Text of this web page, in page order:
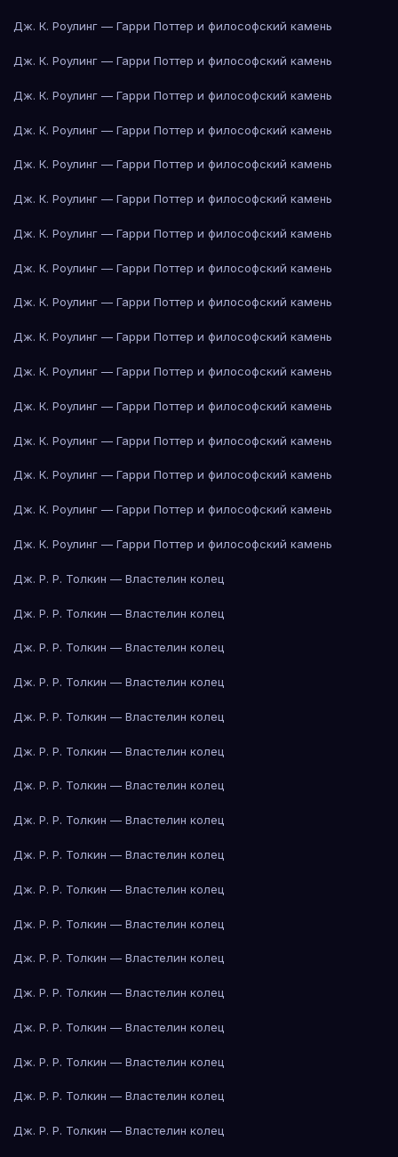
Дж. К. Роулинг — Гарри Поттер и философский камень
Дж. К. Роулинг — Гарри Поттер и философский камень
Дж. К. Роулинг — Гарри Поттер и философский камень
Дж. К. Роулинг — Гарри Поттер и философский камень
Дж. К. Роулинг — Гарри Поттер и философский камень
Дж. К. Роулинг — Гарри Поттер и философский камень
Дж. К. Роулинг — Гарри Поттер и философский камень
Дж. К. Роулинг — Гарри Поттер и философский камень
Дж. К. Роулинг — Гарри Поттер и философский камень
Дж. К. Роулинг — Гарри Поттер и философский камень
Дж. К. Роулинг — Гарри Поттер и философский камень
Дж. К. Роулинг — Гарри Поттер и философский камень
Дж. К. Роулинг — Гарри Поттер и философский камень
Дж. К. Роулинг — Гарри Поттер и философский камень
Дж. К. Роулинг — Гарри Поттер и философский камень
Дж. К. Роулинг — Гарри Поттер и философский камень
Дж. Р. Р. Толкин — Властелин колец
Дж. Р. Р. Толкин — Властелин колец
Дж. Р. Р. Толкин — Властелин колец
Дж. Р. Р. Толкин — Властелин колец
Дж. Р. Р. Толкин — Властелин колец
Дж. Р. Р. Толкин — Властелин колец
Дж. Р. Р. Толкин — Властелин колец
Дж. Р. Р. Толкин — Властелин колец
Дж. Р. Р. Толкин — Властелин колец
Дж. Р. Р. Толкин — Властелин колец
Дж. Р. Р. Толкин — Властелин колец
Дж. Р. Р. Толкин — Властелин колец
Дж. Р. Р. Толкин — Властелин колец
Дж. Р. Р. Толкин — Властелин колец
Дж. Р. Р. Толкин — Властелин колец
Дж. Р. Р. Толкин — Властелин колец
Дж. Р. Р. Толкин — Властелин колец